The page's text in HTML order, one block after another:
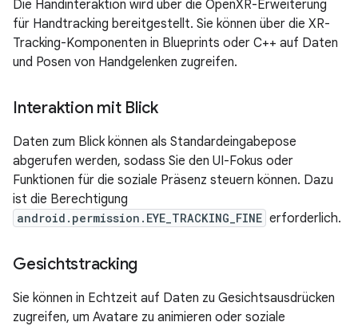
Die Handinteraktion wird über die OpenXR-Erweiterung
für Handtracking bereitgestellt. Sie können über die XR-
Tracking-Komponenten in Blueprints oder C++ auf Daten
und Posen von Handgelenken zugreifen.
Interaktion mit Blick
Daten zum Blick können als Standardeingabepose
abgerufen werden, sodass Sie den UI-Fokus oder
Funktionen für die soziale Präsenz steuern können. Dazu
ist die Berechtigung
android.permission.EYE_TRACKING_FINE erforderlich.
Gesichtstracking
Sie können in Echtzeit auf Daten zu Gesichtsausdrücken
zugreifen, um Avatare zu animieren oder soziale